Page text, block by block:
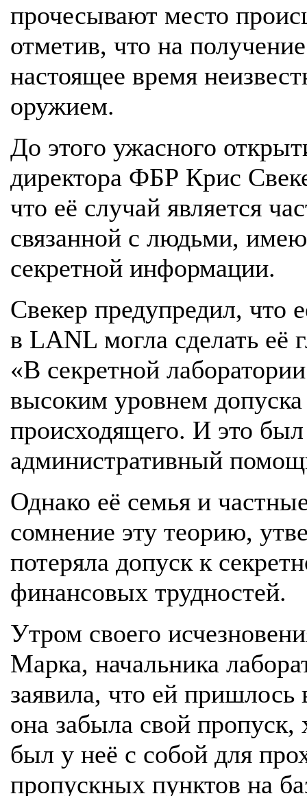
прочесывают место
отметив, что на
настоящее время
оружием.
До этого ужасного
директора ФБР Крис
что её случай является
связанной с людьми,
секретной информации.
Свекер предупредил, что
в LANL могла сделать её
«В секретной
высоким уровнем
происходящего. И это
административный
Однако её семья и
сомнение эту теорию,
потеряла допуск к
финансовых трудностей.
Утром своего
Марка, начальника
заявила, что ей пришлось
она забыла свой пропуск,
был у неё с собой для
пропускных пунктов на